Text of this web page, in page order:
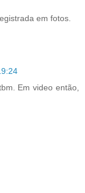
em fotos.
Em video então,